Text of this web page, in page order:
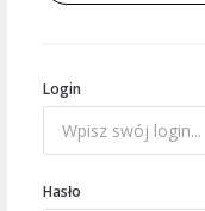
Login
Hasło